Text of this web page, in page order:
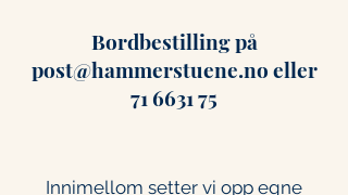
Bordbestilling på
post@hammerstuene.no eller
71 6631 75
Innimellom setter vi opp egne